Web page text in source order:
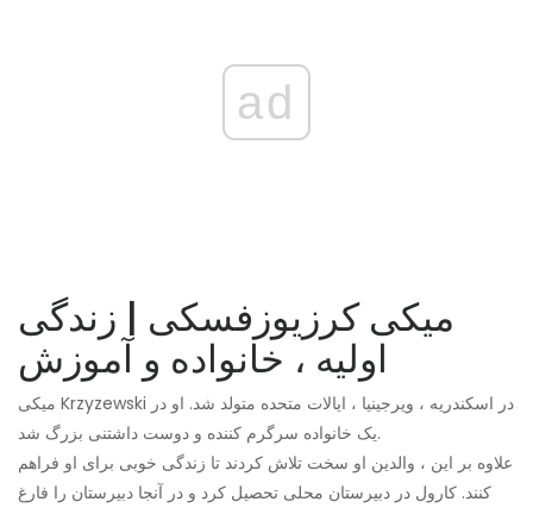
ad
میکی کرزیوزفسکی | زندگی
اولیه ، خانواده و آموزش
میکی Krzyzewski در اسکندریه ، ویرجینیا ، ایالات متحده متولد شد. او در
یک خانواده سرگرم کننده و دوست داشتنی بزرگ شد.
علاوه بر این ، والدین او سخت تلاش کردند تا زندگی خوبی برای او فراهم
کنند. کارول در دبیرستان محلی تحصیل کرد و در آنجا دبیرستان را فارغ